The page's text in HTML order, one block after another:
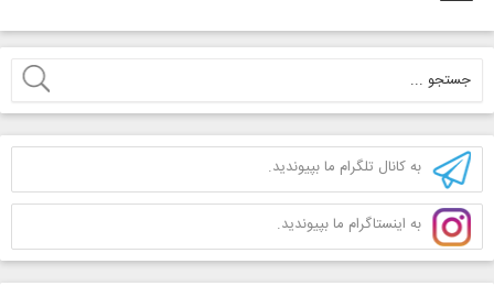
به کانال تلگرام ما بپیوندید.
به اینستاگرام ما بپیوندید.